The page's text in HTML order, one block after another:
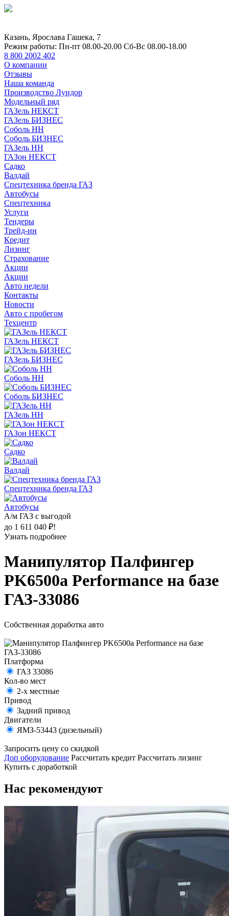
Казань, Ярослава Гашека, 7
Режим работы: Пн-пт 08.00-20.00 Сб-Вс 08.00-18.00
8 800 2002 402
О компании
Отзывы
Наша команда
Производство Луидор
Модельный ряд
ГАЗель НЕКСТ
ГАЗель БИЗНЕС
Соболь НН
Соболь БИЗНЕС
ГАЗель НН
ГАЗон НЕКСТ
Садко
Валдай
Спецтехника бренда ГАЗ
Автобусы
Спецтехника
Услуги
Тендеры
Трейд-ин
Кредит
Лизинг
Страхование
Акции
Акции
Авто недели
Контакты
Новости
Авто с пробегом
Техцентр
ГАЗель НЕКСТ
ГАЗель БИЗНЕС
Соболь НН
Соболь БИЗНЕС
ГАЗель НН
ГАЗон НЕКСТ
Садко
Валдай
Спецтехника бренда ГАЗ
Автобусы
А/м ГАЗ с выгодой
до 1 611 040 ₽!
Узнать подробнее
Манипулятор Палфингер
PK6500а Performance на базе
ГАЗ-33086
Собственная доработка авто
Платформа
ГАЗ 33086
Кол-во мест
2-х местные
Привод
Задний привод
Двигатели
ЯМЗ-53443 (дизельный)
Запросить цену со скидкой
Доп оборудование Рассчитать кредит Рассчитать лизинг
Купить с доработкой
Нас рекомендуют